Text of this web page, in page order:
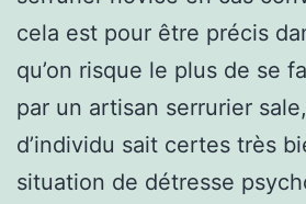
cela est pour être précis
qu’on risque le plus de se
par un artisan serrurier
d’individu sait certes très
situation de détresse